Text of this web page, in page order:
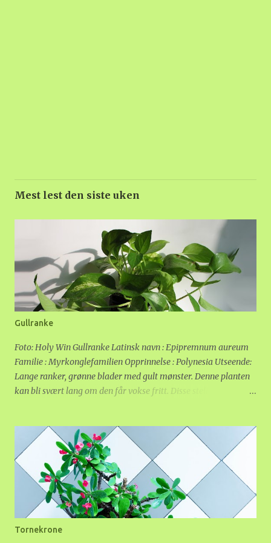
Mest lest den siste uken
Gullranke
Foto: Holy Win Gullranke Latinsk navn : Epipremnum aureum
Familie : Myrkonglefamilien Opprinnelse : Polynesia Utseende:
Lange ranker, grønne blader med gult mønster. Denne planten
kan bli svært lang om den får vokse fritt. Disse stelletipsene
romtemperatur og lys, er en gullranke ikke nøye på hvor den
blir plassert. Den trenger ikke å henge i vinduet, men får mer
gullmønster i bladene jo lysere den står. Sterkt sollys kan skade
bladene. Vann og gjødsel: En gullranke er lite krevende, og tåler
å tørke mellom hver vanning. Den kan stå i selvvanningspotte,
men om den er konstant våt på røttene, vil den utvikle
"vannrøtter" som ikke tåler tørke. Det er nok å gjødsle en gang i
måneden. Planten kan gjerne få en dusj av og til. Spesielle krav:
Tornekrone